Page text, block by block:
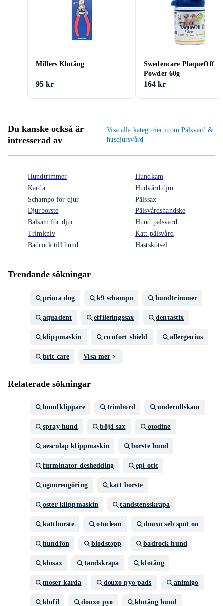
Millers Klotång
95 kr
Swedencare PlaqueOff
Powder 60g
164 kr
Du kanske också är
intresserad av
Visa alla kategorier inom Pälsvård &
husdjursvård
Hundtrimmer
Karda
Schampo för djur
Djurborste
Balsam för djur
Trimkniv
Badrock till hund
Hundkam
Hudvård djur
Pälssax
Pälsvårdshandske
Hund pälsvård
Katt pälsvård
Hästskötsel
Trendande sökningar
prima dog k9 schampo hundtrimmer
aquadent effileringssax dentastix
klippmaskin comfort shield allergenius
brit care Visa mer
Relaterade sökningar
hundklippare trimbord underullskam
spray hund böjd sax otodine
aesculap klippmaskin borste hund
furminator deshedding epi otic
ögonrengöring katt borste
oster klippmaskin tandstensskrapa
kattborste otoclean douxo seb spot on
hundfön blodstopp badrock hund
klosax tandskrapa klotång
moser karda douxo pyo pads animigo
klofil douxo pyo klotång hund